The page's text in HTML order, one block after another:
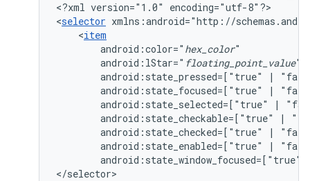
<?xml version="1.0"
encoding="utf-8"?>
<selector xmlns:android="http://
<item
android:color=" hex_color
android:lStar=" floating_point_value
android:state_pressed=["true"
|
android:state_focused=["true"
|
android:state_selected=["true"
|
android:state_checkable=["true"
|
android:state_checked=["true"
|
android:state_enabled=["true"
|
android:state_window_focused=["true"
</selector>